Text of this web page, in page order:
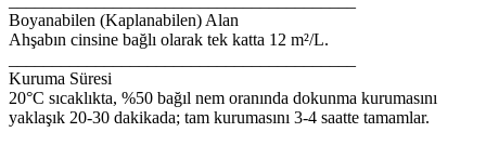
Boyanabilen (Kaplanabilen) Alan
Ahşabın cinsine bağlı olarak tek katta 12 m²/L.
Kuruma Süresi
20°C sıcaklıkta, %50 bağıl nem oranında dokunma kurumasını
yaklaşık 20-30 dakikada; tam kurumasını 3-4 saatte tamamlar.